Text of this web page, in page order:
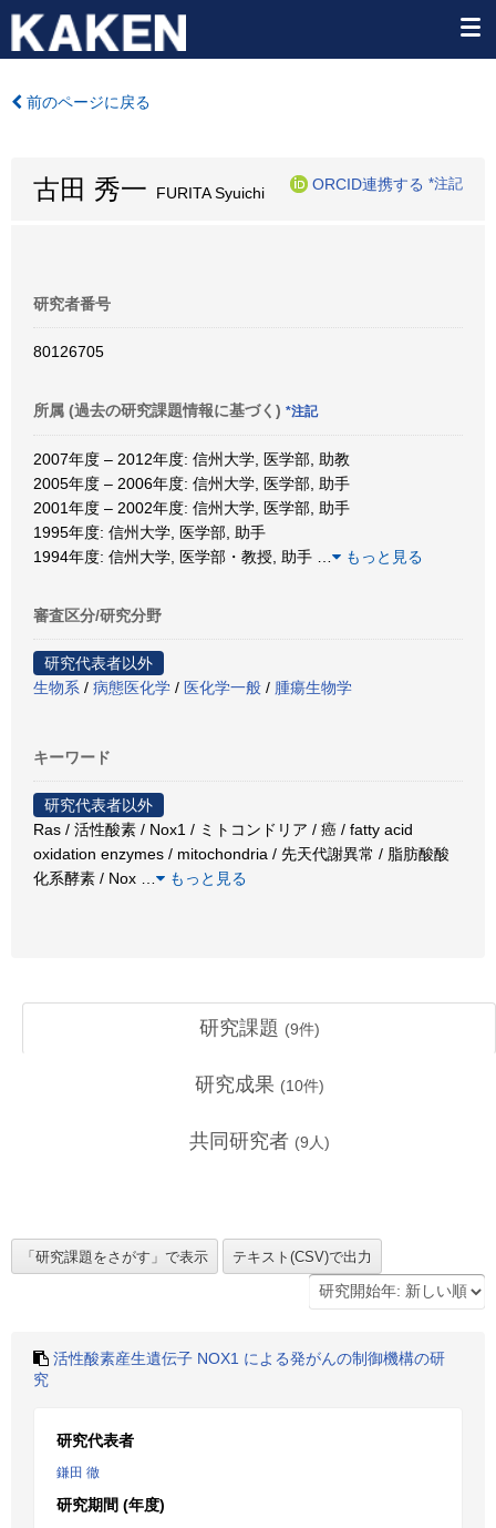
前のページに戻る
古田 秀一 FURITA Syuichi
ORCID連携する *注記
研究者番号
80126705
所属 (過去の研究課題情報に基づく) *注記
2007年度 – 2012年度: 信州大学, 医学部, 助教
2005年度 – 2006年度: 信州大学, 医学部, 助手
2001年度 – 2002年度: 信州大学, 医学部, 助手
1995年度: 信州大学, 医学部, 助手
1994年度: 信州大学, 医学部・教授, 助手
もっと見る
審査区分/研究分野
研究代表者以外
生物系 / 病態医化学 / 医化学一般 / 腫瘍生物学
キーワード
研究代表者以外
Ras / 活性酸素 / Nox1 / ミトコンドリア / 癌 / fatty acid
oxidation enzymes / mitochondria / 先天代謝異常 / 脂肪酸酸
化系酵素 / Nox
もっと見る
研究課題 (9件)
研究成果 (10件)
共同研究者 (9 人)
活性酸素産生遺伝子 NOX1 による発がんの制御機構の研
究
研究代表者
鎌田 徹
研究期間 (年度)